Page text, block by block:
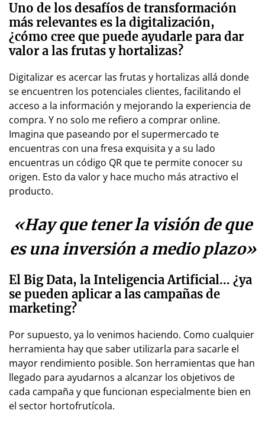
Uno de los desafíos de transformación
más relevantes es la digitalización,
¿cómo cree que puede ayudarle para dar
valor a las frutas y hortalizas?
Digitalizar es acercar las frutas y hortalizas allá donde
se encuentren los potenciales clientes, facilitando el
acceso a la información y mejorando la experiencia de
compra. Y no solo me refiero a comprar online.
Imagina que paseando por el supermercado te
encuentras con una fresa exquisita y a su lado
encuentras un código QR que te permite conocer su
origen. Esto da valor y hace mucho más atractivo el
producto.
«Hay que tener la visión de que
es una inversión a medio plazo»
El Big Data, la Inteligencia Artificial… ¿ya
se pueden aplicar a las campañas de
marketing?
Por supuesto, ya lo venimos haciendo. Como cualquier
herramienta hay que saber utilizarla para sacarle el
mayor rendimiento posible. Son herramientas que han
llegado para ayudarnos a alcanzar los objetivos de
cada campaña y que funcionan especialmente bien en
el sector hortofrutícola.